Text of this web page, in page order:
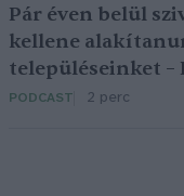
Pár éven belül
kellene
településeinket –
PODCAST 2 perc